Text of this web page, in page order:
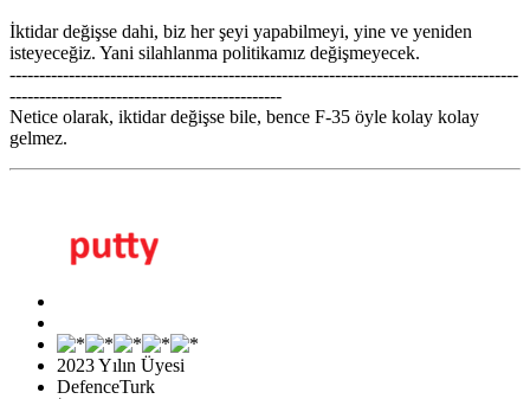
İktidar değişse dahi, biz her şeyi yapabilmeyi, yine ve yeniden
isteyeceğiz. Yani silahlanma politikamız değişmeyecek.
--------------------------------------------------------------------------------------
----------------------------------------------
Netice olarak, iktidar değişse bile, bence F-35 öyle kolay kolay
gelmez.
2023 Yılın Üyesi
DefenceTurk